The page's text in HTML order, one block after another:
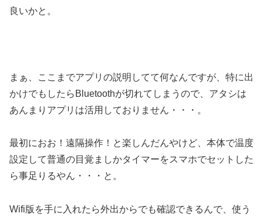
良いかと。
まぁ、ここまでアプリの説明してて何なんですが、特に出
かけでもしたらBluetoothが切れてしまうので、アタシは
あんまりアプリは活用しておりません・・・。
最初におお！遠隔操作！と楽しんだんやけど、本体で温度
設定して普通の目覚ましかタイマーをスマホでセットした
ら事足りるやん・・・と。
Wifi版を手に入れたら外出からでも確認できるんで、使う